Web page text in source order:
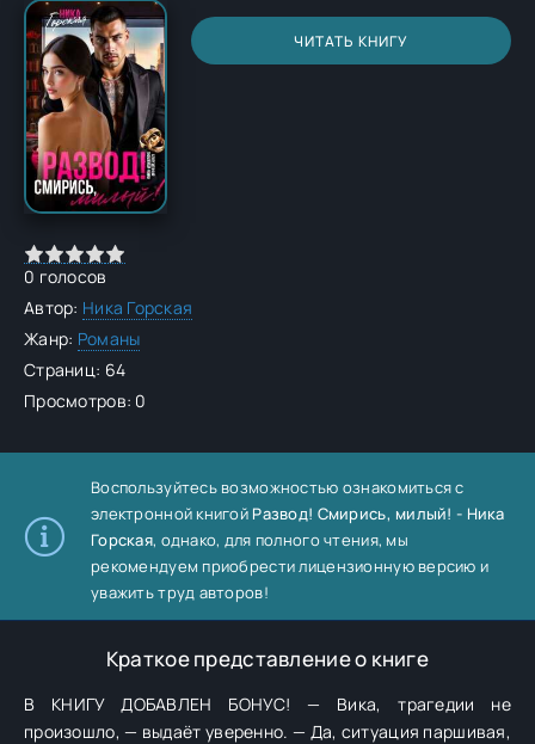
ЧИТАТЬ КНИГУ
0 голосов
Автор: Ника Горская
Жанр: Романы
Страниц: 64
Просмотров: 0
Воспользуйтесь возможностью ознакомиться с
электронной книгой Развод! Смирись, милый! - Ника
Горская, однако, для полного чтения, мы
рекомендуем приобрести лицензионную версию и
уважить труд авторов!
Краткое представление о книге
В КНИГУ ДОБАВЛЕН БОНУС! — Вика, трагедии не
произошло, — выдаёт уверенно. — Да, ситуация паршивая,